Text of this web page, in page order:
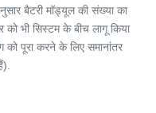
बैटरी मॉड्यूल की संख्या का
को भी सिस्टम के बीच लागू किया
को पूरा करने के लिए समानांतर